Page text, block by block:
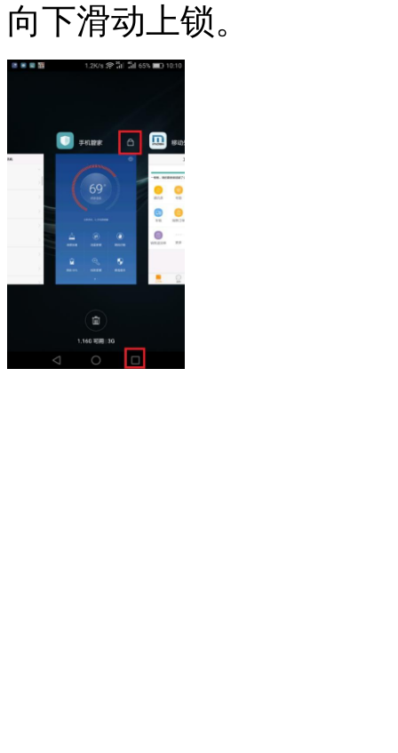
向下滑动上锁。